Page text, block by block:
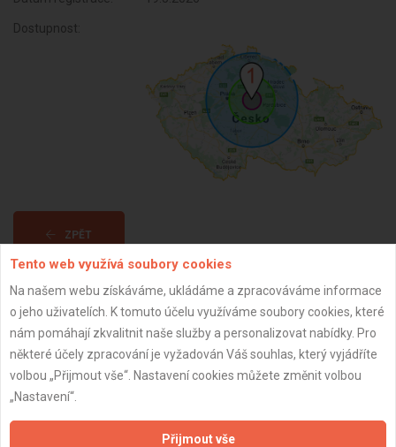
Dostupnost:
ZPĚT
Aktualizováno z portálu ARES dne 19.05.2026 05:50:13
Naše firmy a řemeslníci
Tento web využívá soubory cookies
Na našem webu získáváme, ukládáme a zpracováváme informace
o jeho uživatelích. K tomuto účelu využíváme soubory cookies, které
nám pomáhají zkvalitnit naše služby a personalizovat nabídky. Pro
některé účely zpracování je vyžadován Váš souhlas, který vyjádříte
volbou „Přijmout vše“. Nastavení cookies můžete změnit volbou
„Nastavení“.
Přijmout vše